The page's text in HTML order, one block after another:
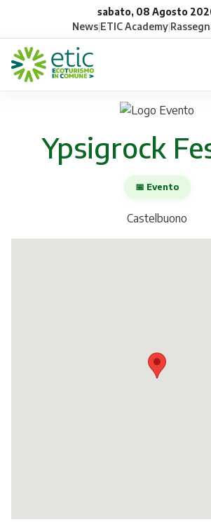
sabato, 08 Agosto
News|ETIC Academy|
Opportunità
Ypsigrock
📅 Evento
Castelbuono